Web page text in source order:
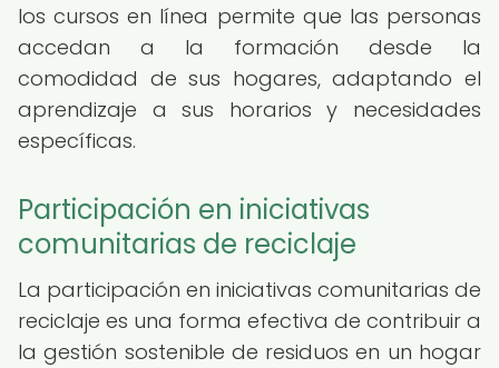
los cursos en línea permite que las personas
accedan a la formación desde la
comodidad de sus hogares, adaptando el
aprendizaje a sus horarios y necesidades
específicas.
Participación en iniciativas
comunitarias de reciclaje
La participación en iniciativas comunitarias de
reciclaje es una forma efectiva de contribuir a
la gestión sostenible de residuos en un hogar